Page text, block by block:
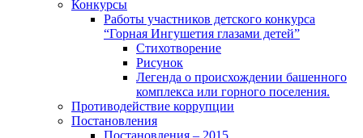
Конкурсы
Работы участников детского конкурса
“Горная Ингушетия глазами детей”
Стихотворение
Рисунок
Легенда о происхождении башенного
комплекса или горного поселения.
Противодействие коррупции
Постановления
Постановления – 2015